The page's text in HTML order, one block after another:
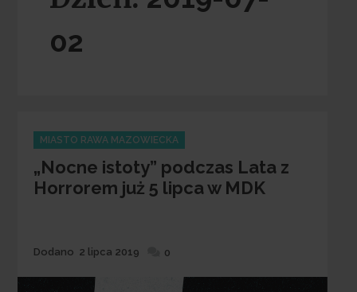
02
Categories
MIASTO RAWA MAZOWIECKA
„Nocne istoty” podczas Lata z
Horrorem już 5 lipca w MDK
Dodane
Dodano 2 lipca 2019 0